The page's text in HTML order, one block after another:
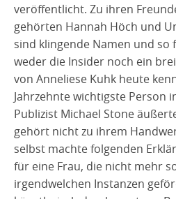
veröffentlicht. Zu ihren
gehörten Hannah Höch und
sind klingende Namen und so
weder die Insider noch ein
von Anneliese Kuhk heute
Jahrzehnte wichtigste Person
Publizist Michael Stone
gehört nicht zu ihrem
selbst machte folgenden
für eine Frau, die nicht mehr
irgendwelchen Instanzen